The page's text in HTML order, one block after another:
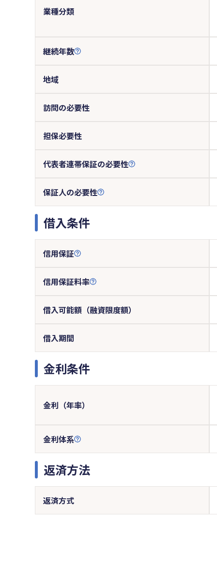
業種分類
継続年数
地域
訪問の必要性
担保必要性
代表者連帯保証の必要性
保証人の必要性
借入条件
信用保証
信用保証料率
借入可能額（融資限度額）
借入期間
金利条件
金利（年率）
金利体系
返済方法
返済方式